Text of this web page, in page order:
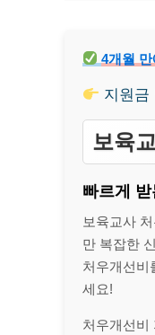
4개월
지원금
보육
빠르게
보육교사
만 복잡한
처우개선비
세요!
처우개선비